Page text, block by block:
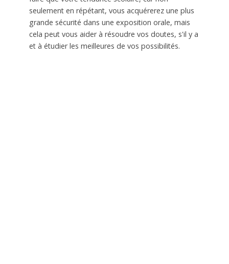
seulement en répétant, vous acquérerez une plus
grande sécurité dans une exposition orale, mais
cela peut vous aider à résoudre vos doutes, s'il y a
et à étudier les meilleures de vos possibilités.